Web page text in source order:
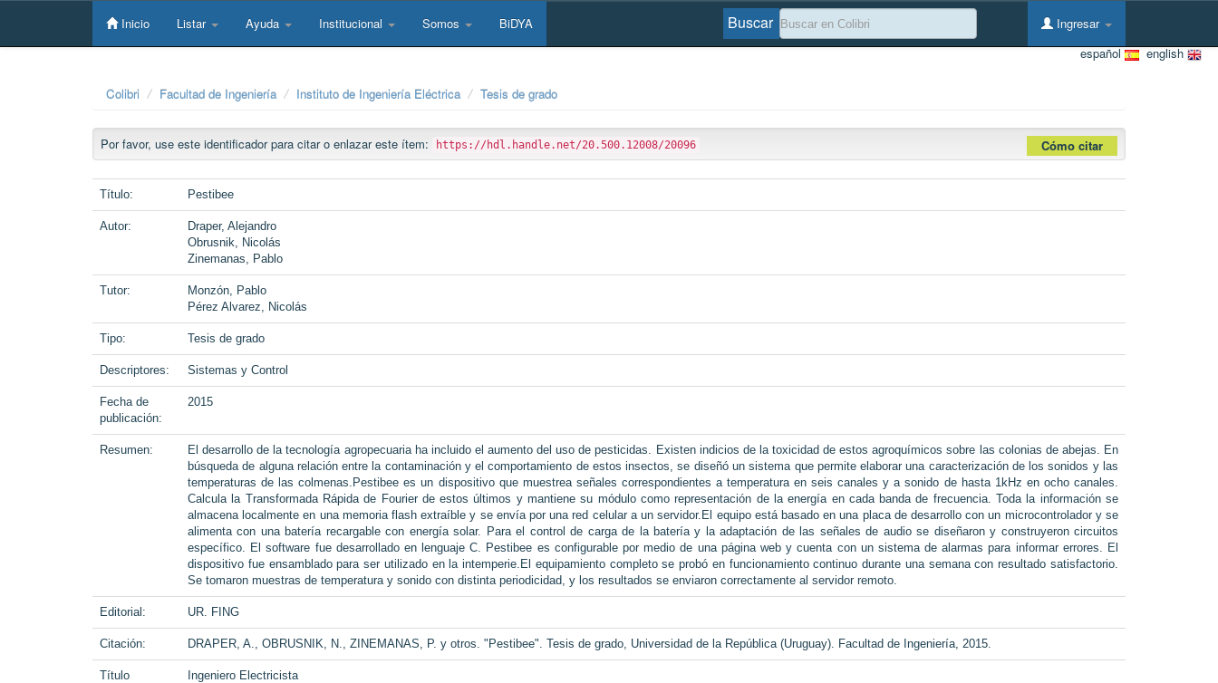
Skip
Inicio Listar Ayuda Institucional Somos BiDYA Ingresar
Buscar
english
español
Colibri Facultad de Ingeniería Instituto de Ingeniería Eléctrica Tesis de grado
Por favor, use este identificador para citar o enlazar este ítem: https://hdl.handle.net/20.500.12008/20096 Cómo citar
Título: Pestibee
Autor:
Draper, Alejandro
Obrusnik, Nicolás
Zinemanas, Pablo
Tutor:
Monzón, Pablo
Pérez Alvarez, Nicolás
Tipo: Tesis de grado
Descriptores: Sistemas y Control
Fecha de
publicación:
2015
Resumen:
El desarrollo de la tecnología agropecuaria ha incluido el aumento del uso de pesticidas. Existen indicios de la toxicidad de estos agroquímicos sobre las colonias de abejas. En
búsqueda de alguna relación entre la contaminación y el comportamiento de estos insectos, se diseñó un sistema que permite elaborar una caracterización de los sonidos y las
temperaturas de las colmenas.Pestibee es un dispositivo que muestrea señales correspondientes a temperatura en seis canales y a sonido de hasta 1kHz en ocho canales.
Calcula la Transformada Rápida de Fourier de estos últimos y mantiene su módulo como representación de la energía en cada banda de frecuencia. Toda la información se
almacena localmente en una memoria flash extraíble y se envía por una red celular a un servidor.El equipo está basado en una placa de desarrollo con un microcontrolador y se
alimenta con una batería recargable con energía solar. Para el control de carga de la batería y la adaptación de las señales de audio se diseñaron y construyeron circuitos
específico. El software fue desarrollado en lenguaje C. Pestibee es configurable por medio de una página web y cuenta con un sistema de alarmas para informar errores. El
dispositivo fue ensamblado para ser utilizado en la intemperie.El equipamiento completo se probó en funcionamiento continuo durante una semana con resultado satisfactorio.
Se tomaron muestras de temperatura y sonido con distinta periodicidad, y los resultados se enviaron correctamente al servidor remoto.
Editorial: UR. FING
Citación: DRAPER, A., OBRUSNIK, N., ZINEMANAS, P. y otros. "Pestibee". Tesis de grado, Universidad de la República (Uruguay). Facultad de Ingeniería, 2015.
Título
Ingeniero Electricista